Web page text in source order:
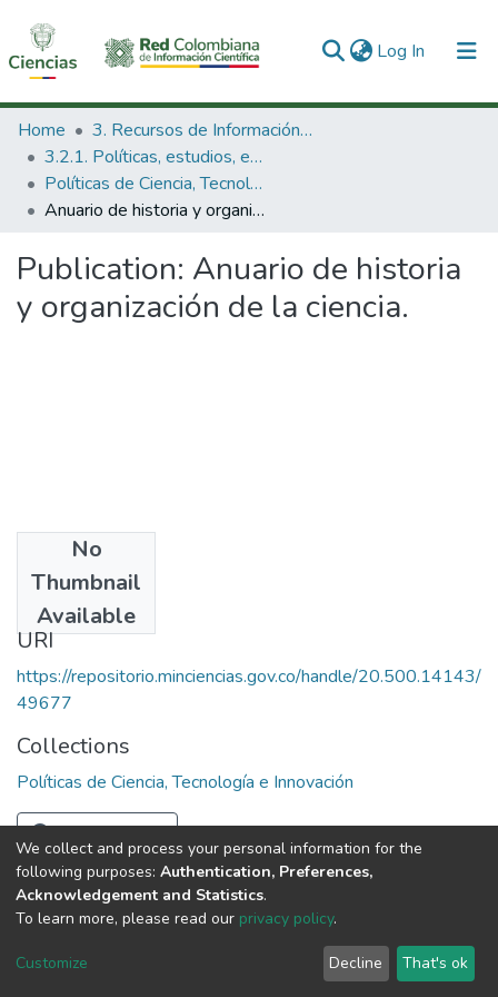
Log In (current)
Communities & Collections
All of DSpace
Statistics
Home
3. Recursos de Información Científica y Tecnológica
3.2.1. Políticas, estudios, evaluaciones e indicadores de CTeI
Políticas de Ciencia, Tecnología e Innovación
Anuario de historia y organización de la ciencia.
Publication: Anuario de historia
y organización de la ciencia.
No
Thumbnail
Available
1989
URI
https://repositorio.minciencias.gov.co/handle/20.500.14143/
49677
Collections
Políticas de Ciencia, Tecnología e Innovación
Full item page
DSpace software copyright © 2002-2026
Cookie
End User
Agreement
Send
Feedback
We collect and process your personal information for the
following purposes: Authentication, Preferences,
Acknowledgement and Statistics.
To learn more, please read our privacy policy.
Customize Decline That's ok